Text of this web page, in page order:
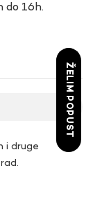
do 16h.
i druge
ŽELIM POPUST